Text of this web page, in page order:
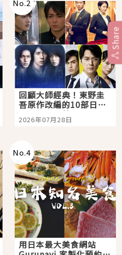
No.2
回顧大師經典！東野圭
吾原作改編的10部日本
影視作品推薦
2026年07月28日
No.4
用日本最大美食網站
Share